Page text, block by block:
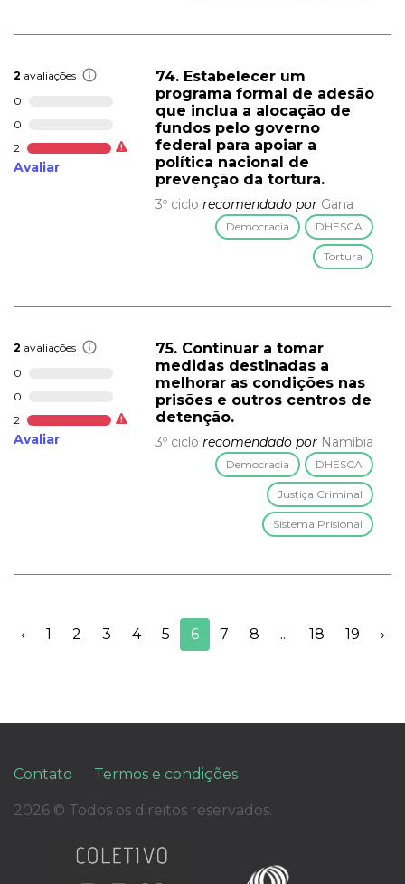
2 avaliações
0
0
2
Avaliar
74. Estabelecer um
programa formal de adesão
que inclua a alocação de
fundos pelo governo
federal para apoiar a
política nacional de
prevenção da tortura.
3º ciclo recomendado por Gana
Democracia DHESCA
Tortura
2 avaliações
0
0
2
Avaliar
75. Continuar a tomar
medidas destinadas a
melhorar as condições nas
prisões e outros centros de
detenção.
3º ciclo recomendado por Namíbia
Democracia DHESCA
Justiça Criminal
Sistema Prisional
‹ 1 2 3 4 5 6 7 8 ... 18 19 ›
Contato Termos e condições
2026 © Todos os direitos reservados.